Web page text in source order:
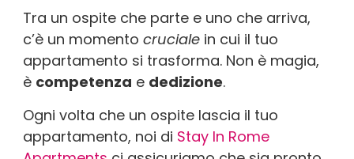
Tra un ospite che parte e uno che arriva,
c’è un momento cruciale in cui il tuo
appartamento si trasforma. Non è magia,
è competenza e dedizione.
Ogni volta che un ospite lascia il tuo
appartamento, noi di Stay In Rome